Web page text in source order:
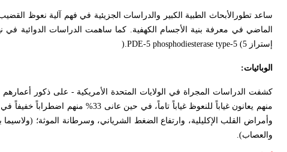
ساعد تطورالأبحاث الطبية الكبير والدراسات الجزيئية في فهم آلية نعوظ
الماضي في معرفة بنية الأجسام الكهفية. كما ساهمت الدراسات الدوائية
إستراز 5
phosphodiesterase type-5 (
PDE-5
).
الوبائيات:
منهم يعانون غياباً للنعوظ غياباً
وأمراض القلب الإكليلية، وارتفاع الضغط الشرياني، وسرطانة الموثة؛ (ولاسيما
والعصاب).